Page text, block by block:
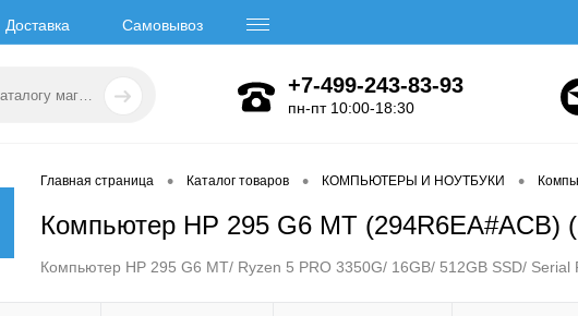
Доставка Самовывоз
+7-499-243-83-93
пн-пт 10:00-18:30
Главная страница • Каталог товаров • КОМПЬЮТЕРЫ И НОУТБУКИ •
Компьютер HP 295 G6 MT (294R6EA#ACB)
Компьютер HP 295 G6 MT/ Ryzen 5 PRO 3350G/ 16GB/ 512GB SSD/ Serial